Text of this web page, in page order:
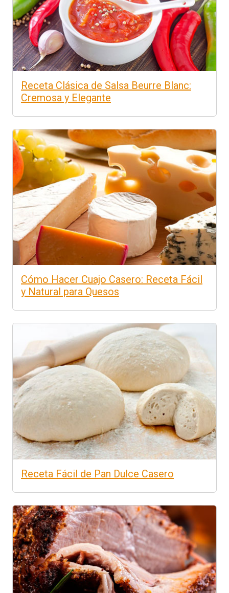
Receta Clásica de Salsa Beurre Blanc:
Cremosa y Elegante
Cómo Hacer Cuajo Casero: Receta Fácil
y Natural para Quesos
Receta Fácil de Pan Dulce Casero